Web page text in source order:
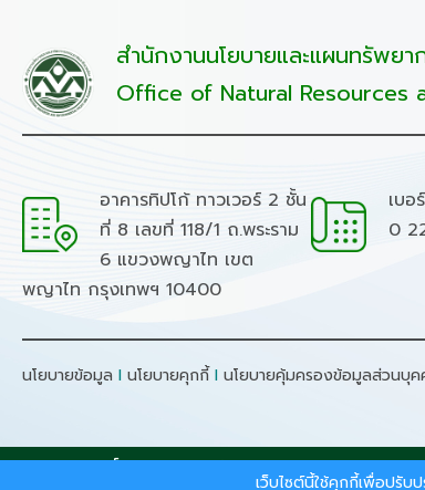
สำนักงานนโยบายและแผนทรัพย
Office of Natural Resources
อาคารทิปโก้ ทาวเวอร์ 2 ชั้น
ที่ 8 เลขที่ 118/1 ถ.พระราม
6 แขวงพญาไท เขต
พญาไท กรุงเทพฯ 10400
เบอ
0
นโยบายข้อมูล I นโยบายคุกกี้ I นโยบายคุ้มครองข้อมูลส่วนบุค
สงวนลิขสิทธิ์ © 2026 - สำนักงานนโยบายและแผนท
เว็บไซต์นี้ใช้คุกกี้เพื่อปรั